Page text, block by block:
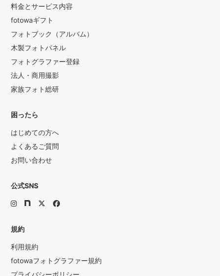
料金とサービス内容
fotowaギフト
フォトブック（アルバム）
木製フォトパネル
フォトグラファー登録
法人・商用撮影
家族フォト総研
困ったら
はじめての方へ
よくあるご質問
お問い合わせ
公式SNS
規約
利用規約
fotowaフォトグラファー規約
プライバシーポリシー